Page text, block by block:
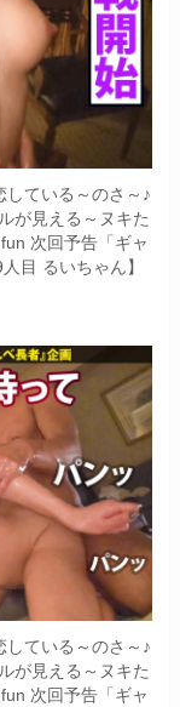
している～のさ～♪
が見える～ヌキた
次回予告「ギャ
目 るいちゃん】
している～のさ～♪
が見える～ヌキた
次回予告「ギャ